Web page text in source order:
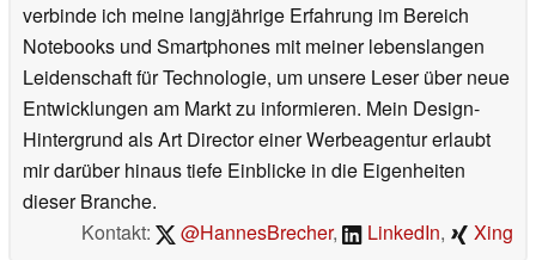
verbinde ich meine langjährige Erfahrung im Bereich
Notebooks und Smartphones mit meiner lebenslangen
Leidenschaft für Technologie, um unsere Leser über neue
Entwicklungen am Markt zu informieren. Mein Design-
Hintergrund als Art Director einer Werbeagentur erlaubt
mir darüber hinaus tiefe Einblicke in die Eigenheiten
dieser Branche.
Kontakt:
@HannesBrecher, LinkedIn, Xing